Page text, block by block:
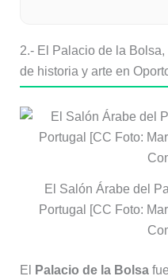
2.- El Palacio de la
de historia y arte en
El Salón Árabe del
Portugal [CC Foto:
El Palacio de la Bolsa